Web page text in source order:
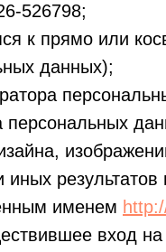
526798;
к прямо или
данных);
персональных
результатов
именем
вход